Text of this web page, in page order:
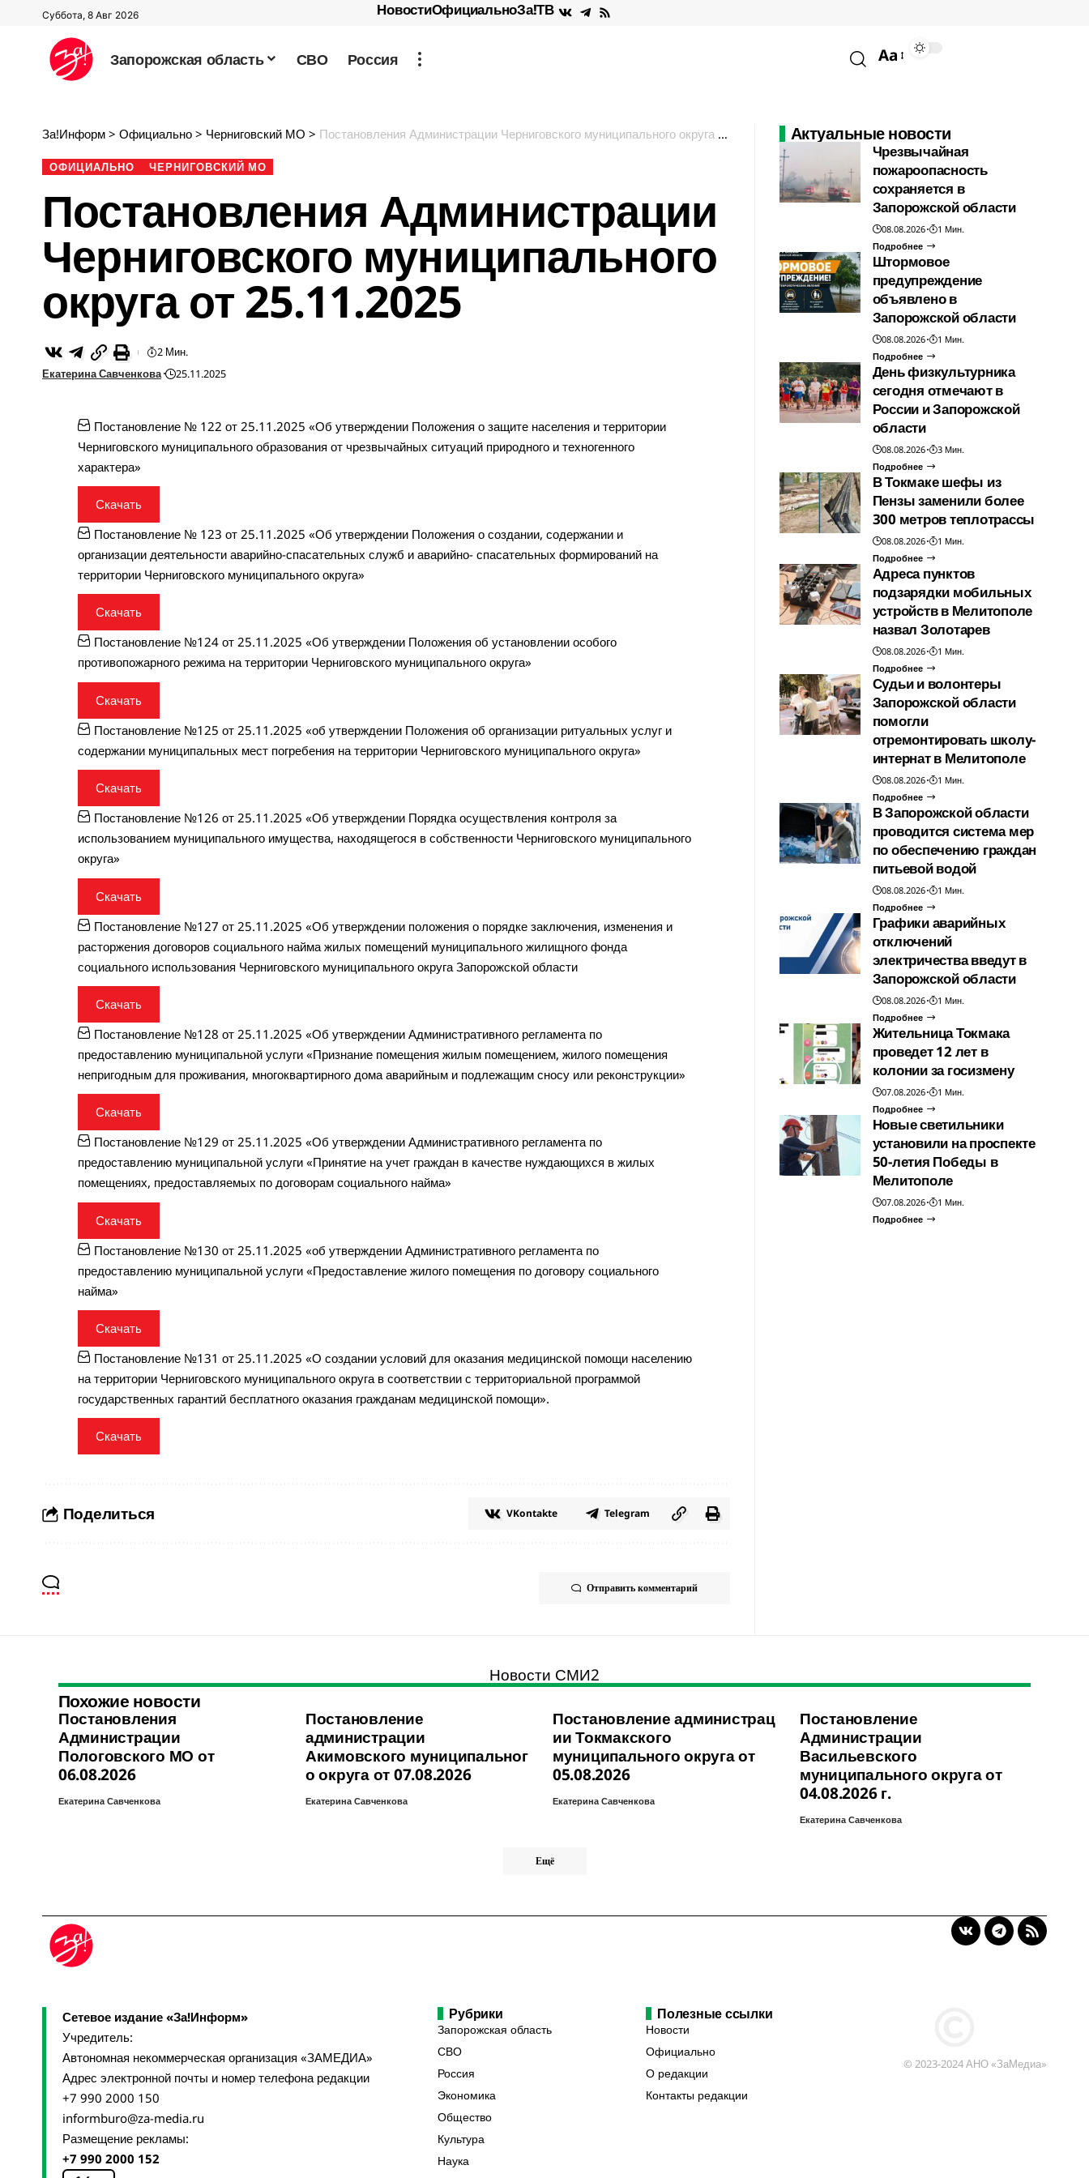
Суббота, 8 Авг 2026 НовостиОфициальноЗа!ТВ
Запорожская область СВО Россия Aa
За!Информ > Официально > Черниговский МО > Постановления Администрации Черниговского муниципального округа от 25.11.2025
ОФИЦИАЛЬНО ЧЕРНИГОВСКИЙ МО
Постановления Администрации
Черниговского муниципального
округа от 25.11.2025
Екатерина Савченкова 25.11.2025
2 Мин.
Постановление № 122 от 25.11.2025 «Об утверждении Положения о защите населения и территории
Черниговского муниципального образования от чрезвычайных ситуаций природного и техногенного
характера»
Скачать
Постановление № 123 от 25.11.2025 «Об утверждении Положения о создании, содержании и
организации деятельности аварийно-спасательных служб и аварийно- спасательных формирований на
территории Черниговского муниципального округа»
Скачать
Постановление №124 от 25.11.2025 «Об утверждении Положения об установлении особого
противопожарного режима на территории Черниговского муниципального округа»
Скачать
Постановление №125 от 25.11.2025 «об утверждении Положения об организации ритуальных услуг и
содержании муниципальных мест погребения на территории Черниговского муниципального округа»
Скачать
Постановление №126 от 25.11.2025 «Об утверждении Порядка осуществления контроля за
использованием муниципального имущества, находящегося в собственности Черниговского муниципального
округа»
Скачать
Постановление №127 от 25.11.2025 «Об утверждении положения о порядке заключения, изменения и
расторжения договоров социального найма жилых помещений муниципального жилищного фонда
социального использования Черниговского муниципального округа Запорожской области
Скачать
Постановление №128 от 25.11.2025 «Об утверждении Административного регламента по
предоставлению муниципальной услуги «Признание помещения жилым помещением, жилого помещения
непригодным для проживания, многоквартирного дома аварийным и подлежащим сносу или реконструкции»
Скачать
Постановление №129 от 25.11.2025 «Об утверждении Административного регламента по
предоставлению муниципальной услуги «Принятие на учет граждан в качестве нуждающихся в жилых
помещениях, предоставляемых по договорам социального найма»
Скачать
Постановление №130 от 25.11.2025 «об утверждении Административного регламента по
предоставлению муниципальной услуги «Предоставление жилого помещения по договору социального
найма»
Скачать
Постановление №131 от 25.11.2025 «О создании условий для оказания медицинской помощи населению
на территории Черниговского муниципального округа в соответствии с территориальной программой
государственных гарантий бесплатного оказания гражданам медицинской помощи».
Скачать
Поделиться VKontakte Telegram
Отправить комментарий
Актуальные новости
Чрезвычайная
пожароопасность
сохраняется в
Запорожской области
08.08.2026
1 Мин.
Подробнее
Штормовое
предупреждение
объявлено в
Запорожской области
08.08.2026
1 Мин.
Подробнее
День физкультурника
сегодня отмечают в
России и Запорожской
области
08.08.2026
3 Мин.
Подробнее
В Токмаке шефы из
Пензы заменили более
300 метров теплотрассы
08.08.2026
1 Мин.
Подробнее
Адреса пунктов
подзарядки мобильных
устройств в Мелитополе
назвал Золотарев
08.08.2026
1 Мин.
Подробнее
Судьи и волонтеры
Запорожской области
помогли
отремонтировать школу-
интернат в Мелитополе
08.08.2026
1 Мин.
Подробнее
В Запорожской области
проводится система мер
по обеспечению граждан
питьевой водой
08.08.2026
1 Мин.
Подробнее
Графики аварийных
отключений
электричества введут в
Запорожской области
08.08.2026
1 Мин.
Подробнее
Жительница Токмака
проведет 12 лет в
колонии за госизмену
07.08.2026
1 Мин.
Подробнее
Новые светильники
установили на проспекте
50-летия Победы в
Мелитополе
07.08.2026
1 Мин.
Подробнее
Новости СМИ2
Похожие новости
Постановления
Администрации
Пологовского МО от
06.08.2026
Екатерина Савченкова
Постановление
администрации
Акимовского муниципальног
о округа от 07.08.2026
Екатерина Савченкова
Постановление администрац
ии Токмакского
муниципального округа от
05.08.2026
Екатерина Савченкова
Постановление
Администрации
Васильевского
муниципального округа от
04.08.2026 г.
Екатерина Савченкова
Ещё
Сетевое издание «За!Информ»
Учредитель:
Автономная некоммерческая организация «ЗАМЕДИА»
Адрес электронной почты и номер телефона редакции
+7 990 2000 150
informburo@za-media.ru
Размещение рекламы:
+7 990 2000 152
Рубрики
Запорожская область
СВО
Россия
Экономика
Общество
Культура
Наука
Полезные ссылки
Новости
Официально
О редакции
Контакты редакции
© 2023-2024 АНО «ЗаМедиа»